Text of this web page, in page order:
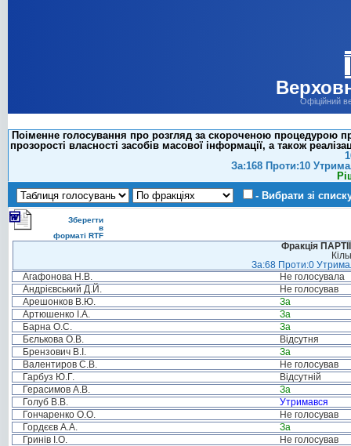
Офіційний
Поіменне голосування про розгляд за скороченою процедурою
прозорості власності засобів масової інформації, а також
За:168 Проти:10
- Вибрати зі
Зберегти
в
форматі RTF
Фракція
За:68 Проти:0
Агафонова Н.В.
Не голосувала
Андрієвський Д.Й.
Не голосував
Арешонков В.Ю.
За
Артюшенко І.А.
За
Барна О.С.
За
Бєлькова О.В.
Відсутня
Брензович В.І.
За
Валентиров С.В.
Не голосував
Гарбуз Ю.Г.
Відсутній
Герасимов А.В.
За
Голуб В.В.
Утримався
Гончаренко О.О.
Не голосував
Гордєєв А.А.
За
Гринів І.О.
Не голосував